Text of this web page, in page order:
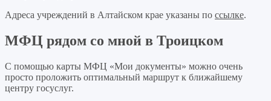
Адреса учреждений в Алтайском крае указаны по ссылке.
МФЦ рядом со мной в Троицком
С помощью карты МФЦ «Мои документы» можно очень
просто проложить оптимальный маршрут к ближайшему
центру госуслуг.